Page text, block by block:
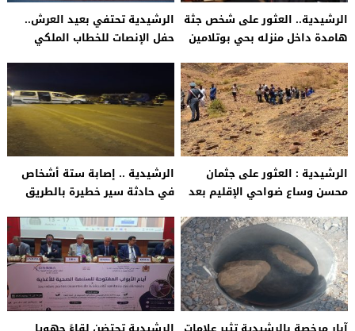
الرشيدية.. العثور على شخص جثة
هامدة داخل منزله بحي بوتلامين
الرشيدية تحتفي بعيد العرش..
حفل الإنصات للخطاب الملكي
الرشيدية : العثور على جثمان
محسن وساع ضواحي الإقليم بعد
الرشيدية .. إصابة ستة أشخاص
في حادثة سير خطيرة بالطريق
السبت بمدغرة